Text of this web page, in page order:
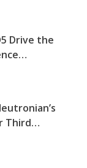
Drive the
Third